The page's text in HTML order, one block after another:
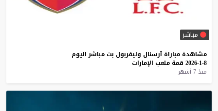
مباشر
مشاهدة مباراة آرسنال وليفربول بث مباشر اليوم
8-1-2026
قمة ملعب الإمارات
منذ 7 أشهر